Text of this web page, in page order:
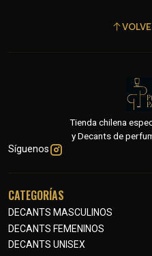
Tienda chilena
y Decants de
Síguenos
CATEGORÍAS
DECANTS MASCULINOS
DECANTS FEMENINOS
DECANTS UNISEX